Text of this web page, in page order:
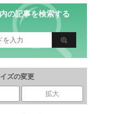
の記事を検索する
ズの変更
拡大